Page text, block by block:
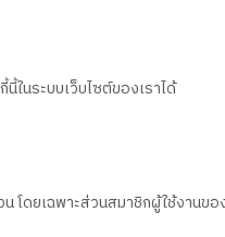
ในระบบเว็บไซต์ของเราได้
โดยเฉพาะส่วนสมาชิกผู้ใช้งานข